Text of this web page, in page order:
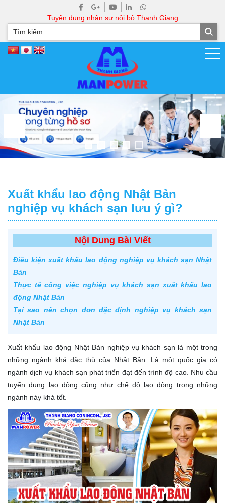
Tuyển dụng nhân sự nội bộ Thanh Giang
Xuất khẩu lao động Nhật Bản
nghiệp vụ khách sạn lưu ý gì?
Nội Dung Bài Viết
Điều kiện xuất khẩu lao động nghiệp vụ khách sạn Nhật
Bản
Thực tế công việc nghiệp vụ khách sạn xuất khẩu lao
động Nhật Bản
Tại sao nên chọn đơn đặc định nghiệp vụ khách sạn
Nhật Bản
Xuất khẩu lao động Nhật Bản nghiệp vụ khách sạn là một trong
những ngành khá đặc thù của Nhật Bản. Là một quốc gia có
ngành dịch vụ khách sạn phát triển đạt đến trình độ cao. Nhu cầu
tuyển dụng lao động cũng như chế độ lao động trong những
ngành này khá tốt.